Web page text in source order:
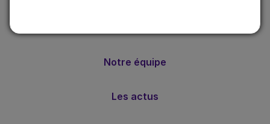
Notre équipe
Les actus